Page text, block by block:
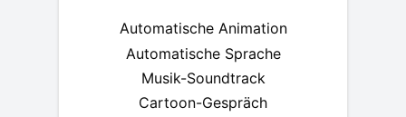
Automatische Animation
Automatische Sprache
Musik-Soundtrack
Cartoon-Gespräch